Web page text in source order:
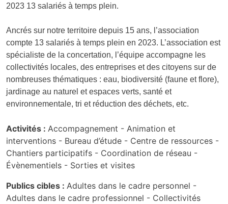
2023 13 salariés à temps plein.
Ancrés sur notre territoire depuis 15 ans, l’association
compte 13 salariés à temps plein en 2023. L’association est
spécialiste de la concertation, l’équipe accompagne les
collectivités locales, des entreprises et des citoyens sur de
nombreuses thématiques : eau, biodiversité (faune et flore),
jardinage au naturel et espaces verts, santé et
environnementale, tri et réduction des déchets, etc.
Activités : Accompagnement - Animation et
interventions - Bureau d’étude - Centre de ressources -
Chantiers participatifs - Coordination de réseau -
Évènementiels - Sorties et visites
Publics cibles : Adultes dans le cadre personnel -
Adultes dans le cadre professionnel - Collectivités